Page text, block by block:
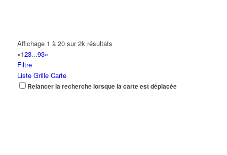
Affichage 1 à 20 sur 2k résultats
«123...93»
Filtre
Liste Grille Carte
Relancer la recherche lorsque la carte est déplacée